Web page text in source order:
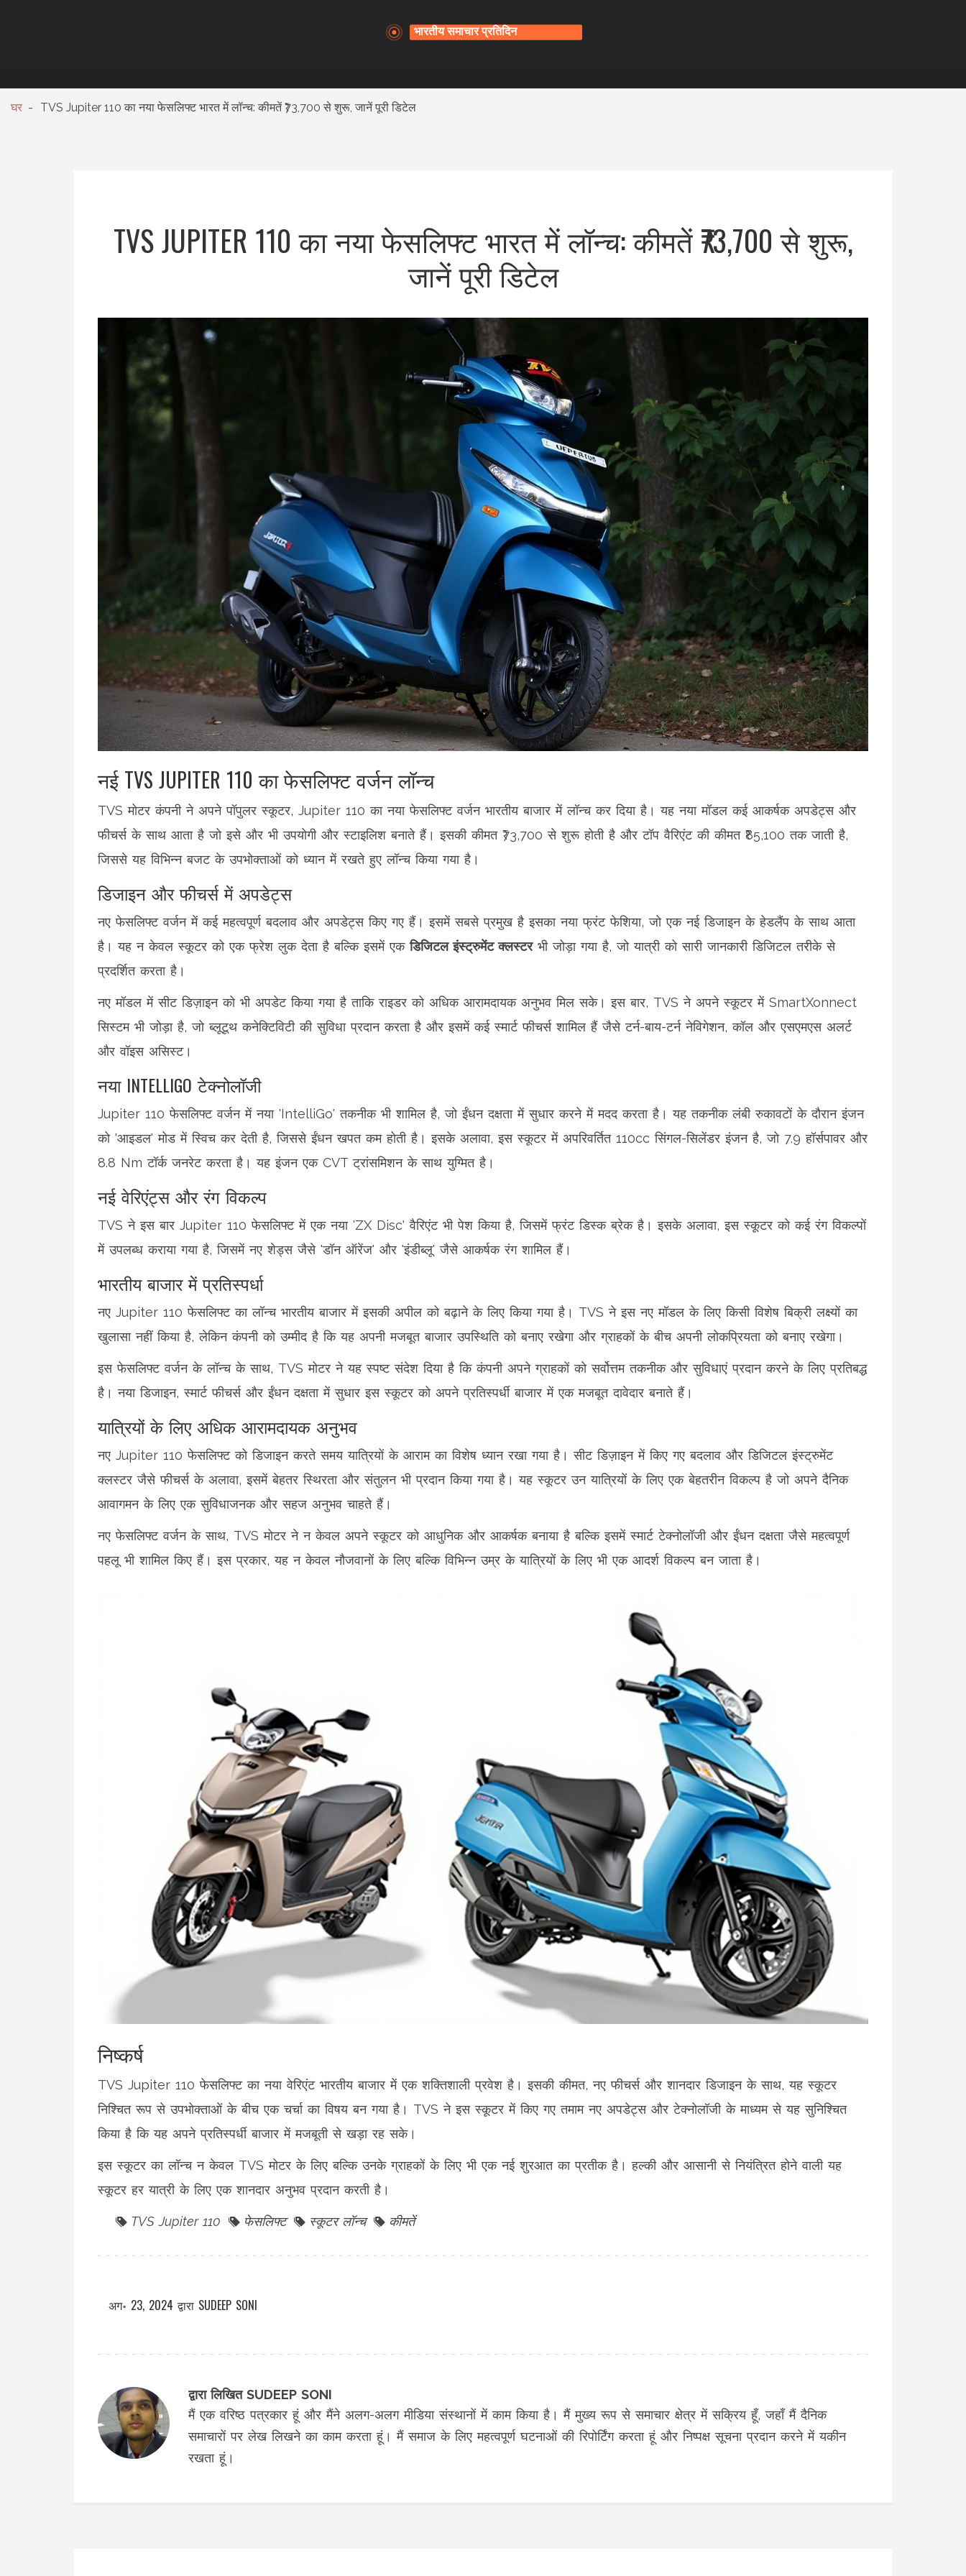
घर TVS Jupiter 110 का नया फेसलिफ्ट भारत में लॉन्च: कीमतें ₹73,700 से शुरू, जानें पूरी डिटेल
TVS JUPITER 110 का नया फेसलिफ्ट भारत में लॉन्च: कीमतें ₹73,700 से शुरू,
जानें पूरी डिटेल
नई TVS JUPITER 110 का फेसलिफ्ट वर्जन लॉन्च
TVS मोटर कंपनी ने अपने पॉपुलर स्कूटर, Jupiter 110 का नया फेसलिफ्ट वर्जन भारतीय बाजार में लॉन्च कर दिया है। यह नया मॉडल कई आकर्षक अपडेट्स और
फीचर्स के साथ आता है जो इसे और भी उपयोगी और स्टाइलिश बनाते हैं। इसकी कीमत ₹73,700 से शुरू होती है और टॉप वैरिएंट की कीमत ₹85,100 तक जाती है,
जिससे यह विभिन्न बजट के उपभोक्ताओं को ध्यान में रखते हुए लॉन्च किया गया है।
डिजाइन और फीचर्स में अपडेट्स
नए फेसलिफ्ट वर्जन में कई महत्वपूर्ण बदलाव और अपडेट्स किए गए हैं। इसमें सबसे प्रमुख है इसका नया फ्रंट फेशिया, जो एक नई डिजाइन के हेडलैंप के साथ आता
है। यह न केवल स्कूटर को एक फ्रेश लुक देता है बल्कि इसमें एकडिजिटल इंस्ट्रुमेंट क्लस्टरभी जोड़ा गया है, जो यात्री को सारी जानकारी डिजिटल तरीके से
प्रदर्शित करता है।
नए मॉडल में सीट डिज़ाइन को भी अपडेट किया गया है ताकि राइडर को अधिक आरामदायक अनुभव मिल सके। इस बार, TVS ने अपने स्कूटर में SmartXonnect
सिस्टम भी जोड़ा है, जो ब्लूटूथ कनेक्टिविटी की सुविधा प्रदान करता है और इसमें कई स्मार्ट फीचर्स शामिल हैं जैसे टर्न-बाय-टर्न नेविगेशन, कॉल और एसएमएस अलर्ट
और वॉइस असिस्ट।
नया INTELLIGO टेक्नोलॉजी
Jupiter 110 फेसलिफ्ट वर्जन में नया 'IntelliGo' तकनीक भी शामिल है, जो ईंधन दक्षता में सुधार करने में मदद करता है। यह तकनीक लंबी रुकावटों के दौरान इंजन
को 'आइडल' मोड में स्विच कर देती है, जिससे ईंधन खपत कम होती है। इसके अलावा, इस स्कूटर में अपरिवर्तित 110cc सिंगल-सिलेंडर इंजन है, जो 7.9 हॉर्सपावर और
8.8 Nm टॉर्क जनरेट करता है। यह इंजन एक CVT ट्रांसमिशन के साथ युग्मित है।
नई वेरिएंट्स और रंग विकल्प
TVS ने इस बार Jupiter 110 फेसलिफ्ट में एक नया 'ZX Disc' वैरिएंट भी पेश किया है, जिसमें फ्रंट डिस्क ब्रेक है। इसके अलावा, इस स्कूटर को कई रंग विकल्पों
में उपलब्ध कराया गया है, जिसमें नए शेड्स जैसे 'डॉन ऑरेंज' और 'इंडीब्लू' जैसे आकर्षक रंग शामिल हैं।
भारतीय बाजार में प्रतिस्पर्धा
नए Jupiter 110 फेसलिफ्ट का लॉन्च भारतीय बाजार में इसकी अपील को बढ़ाने के लिए किया गया है। TVS ने इस नए मॉडल के लिए किसी विशेष बिक्री लक्ष्यों का
खुलासा नहीं किया है, लेकिन कंपनी को उम्मीद है कि यह अपनी मजबूत बाजार उपस्थिति को बनाए रखेगा और ग्राहकों के बीच अपनी लोकप्रियता को बनाए रखेगा।
इस फेसलिफ्ट वर्जन के लॉन्च के साथ, TVS मोटर ने यह स्पष्ट संदेश दिया है कि कंपनी अपने ग्राहकों को सर्वोत्तम तकनीक और सुविधाएं प्रदान करने के लिए प्रतिबद्ध
है। नया डिजाइन, स्मार्ट फीचर्स और ईंधन दक्षता में सुधार इस स्कूटर को अपने प्रतिस्पर्धी बाजार में एक मजबूत दावेदार बनाते हैं।
यात्रियों के लिए अधिक आरामदायक अनुभव
नए Jupiter 110 फेसलिफ्ट को डिजाइन करते समय यात्रियों के आराम का विशेष ध्यान रखा गया है। सीट डिज़ाइन में किए गए बदलाव और डिजिटल इंस्ट्रुमेंट
क्लस्टर जैसे फीचर्स के अलावा, इसमें बेहतर स्थिरता और संतुलन भी प्रदान किया गया है। यह स्कूटर उन यात्रियों के लिए एक बेहतरीन विकल्प है जो अपने दैनिक
आवागमन के लिए एक सुविधाजनक और सहज अनुभव चाहते हैं।
नए फेसलिफ्ट वर्जन के साथ, TVS मोटर ने न केवल अपने स्कूटर को आधुनिक और आकर्षक बनाया है बल्कि इसमें स्मार्ट टेक्नोलॉजी और ईंधन दक्षता जैसे महत्वपूर्ण
पहलू भी शामिल किए हैं। इस प्रकार, यह न केवल नौजवानों के लिए बल्कि विभिन्न उम्र के यात्रियों के लिए भी एक आदर्श विकल्प बन जाता है।
निष्कर्ष
TVS Jupiter 110 फेसलिफ्ट का नया वेरिएंट भारतीय बाजार में एक शक्तिशाली प्रवेश है। इसकी कीमत, नए फीचर्स और शानदार डिजाइन के साथ, यह स्कूटर
निश्चित रूप से उपभोक्ताओं के बीच एक चर्चा का विषय बन गया है। TVS ने इस स्कूटर में किए गए तमाम नए अपडेट्स और टेक्नोलॉजी के माध्यम से यह सुनिश्चित
किया है कि यह अपने प्रतिस्पर्धी बाजार में मजबूती से खड़ा रह सके।
इस स्कूटर का लॉन्च न केवल TVS मोटर के लिए बल्कि उनके ग्राहकों के लिए भी एक नई शुरआत का प्रतीक है। हल्की और आसानी से नियंत्रित होने वाली यह
स्कूटर हर यात्री के लिए एक शानदार अनुभव प्रदान करती है।
TVS Jupiter 110 फेसलिफ्ट स्कूटर लॉन्च कीमतें
अग॰ 23, 2024 द्वारा SUDEEP SONI
द्वारा लिखित SUDEEP SONI
मैं एक वरिष्ठ पत्रकार हूं और मैंने अलग-अलग मीडिया संस्थानों में काम किया है। मैं मुख्य रूप से समाचार क्षेत्र में सक्रिय हूँ, जहाँ मैं दैनिक
समाचारों पर लेख लिखने का काम करता हूं। मैं समाज के लिए महत्वपूर्ण घटनाओं की रिपोर्टिंग करता हूं और निष्पक्ष सूचना प्रदान करने में यकीन
रखता हूं।